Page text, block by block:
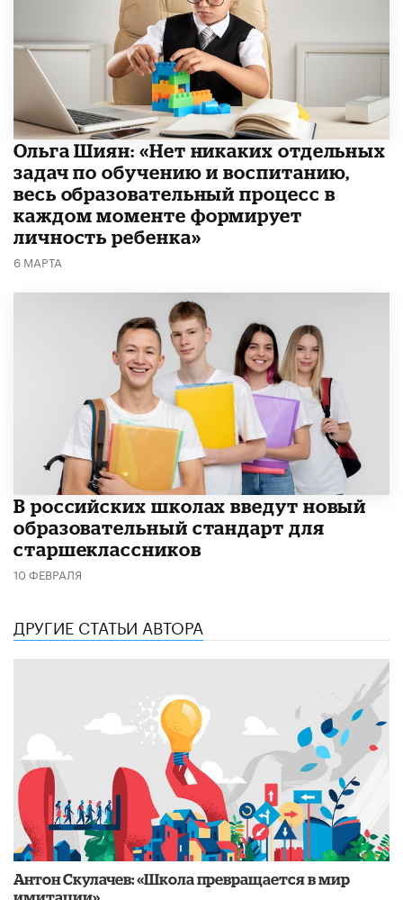
Ольга Шиян: «Нет никаких отдельных
задач по обучению и воспитанию,
весь образовательный процесс в
каждом моменте формирует
личность ребенка»
6 МАРТА
В российских школах введут новый
образовательный стандарт для
старшеклассников
10 ФЕВРАЛЯ
ДРУГИЕ СТАТЬИ АВТОРА
Антон Скулачев: «Школа превращается в мир
имитации»